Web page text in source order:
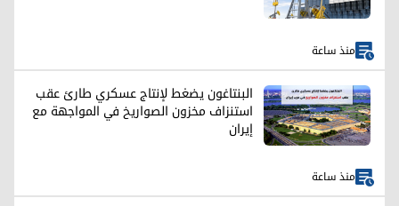
منذ ساعة
البنتاغون يضغط لإنتاج عسكري طارئ عقب
استنزاف مخزون الصواريخ في المواجهة مع
إيران
منذ ساعة